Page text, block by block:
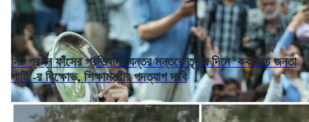
নিট প্রশ্ন ফাঁসের প্রতিবাদ: যন্তর মন্তরে তৃতীয় দিনে ‘ককরোচ জনতা
পার্টি’-র বিক্ষোভ, শিক্ষামন্ত্রীর পদত্যাগ দাবি